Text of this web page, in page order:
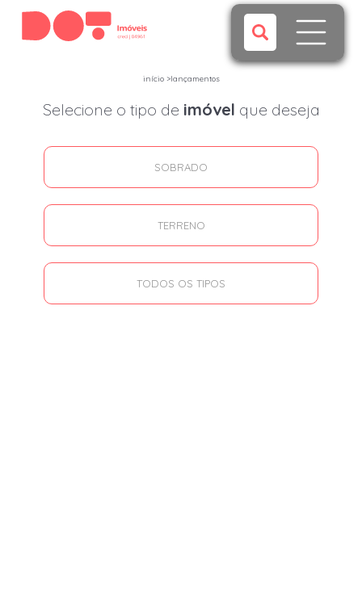
início>lançamentos
Selecione o tipo de imóvel que deseja
SOBRADO
TERRENO
TODOS OS TIPOS